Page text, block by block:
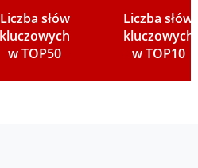
Liczba słów
kluczowych
w TOP50
Liczba słów
kluczowych
w TOP10